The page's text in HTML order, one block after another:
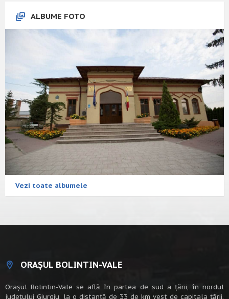
ALBUME FOTO
Vezi toate albumele
ORAȘUL BOLINTIN-VALE
Oraşul Bolintin-Vale se află în partea de sud a ţării, în nordul
judeţului Giurgiu, la o distanţă de 33 de km vest de capitala țării,